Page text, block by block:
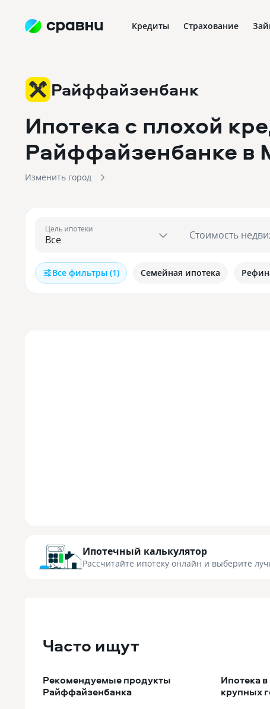
Кредиты Страхование
Райффайзенбанк
Ипотека с плохой
Райффайзенбанке в
Изменить город
Цель ипотеки Стоимость
Все фильтры (1) Семейная ипотека
Ипотечный калькулятор
Рассчитайте ипотеку онлайн и выберите
Часто ищут
Рекомендуемые продукты
Райффайзенбанка
Ипотека
крупных